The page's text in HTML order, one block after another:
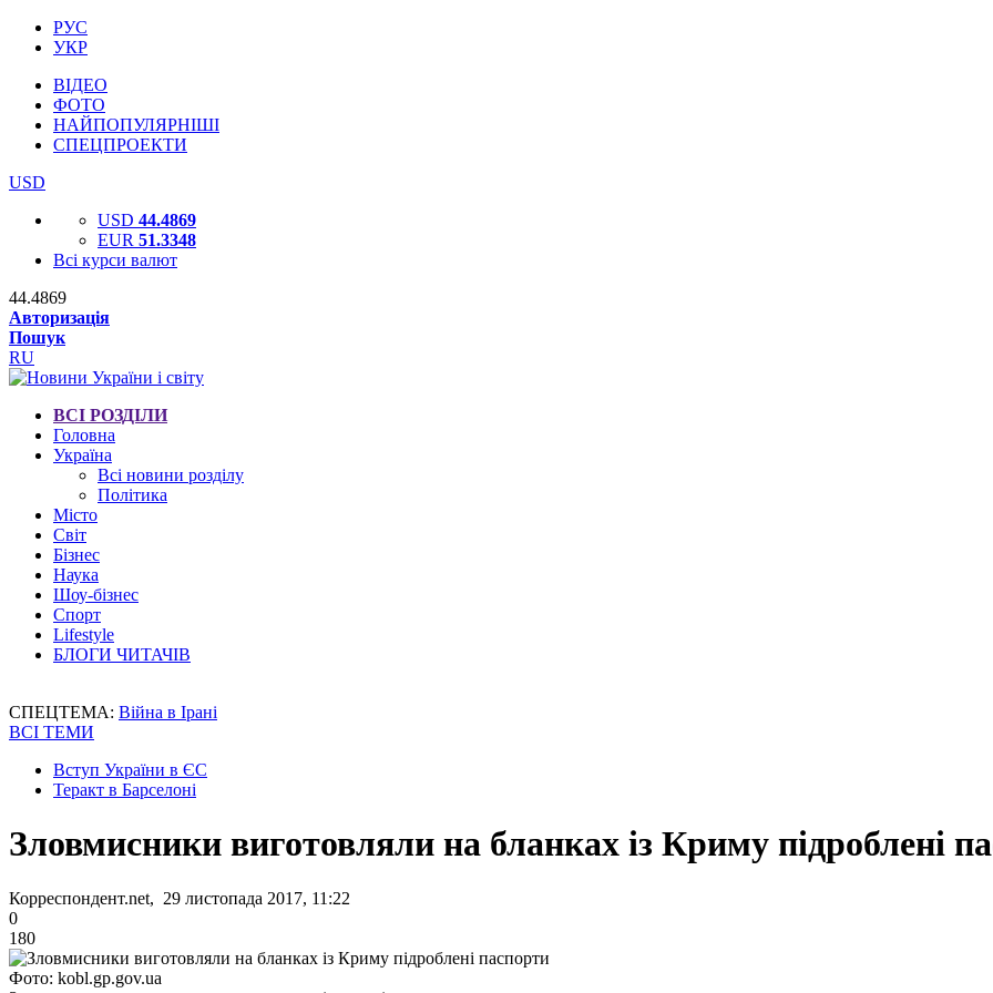
РУС
УКР
ВІДЕО
ФОТО
НАЙПОПУЛЯРНІШІ
СПЕЦПРОЕКТИ
USD
USD 44.4869
EUR 51.3348
Всі курси валют
44.4869
Авторизація
Пошук
RU
ВСІ РОЗДІЛИ
Головна
Україна
Всі новини розділу
Політика
Місто
Світ
Бізнес
Наука
Шоу-бізнес
Спорт
Lifestyle
БЛОГИ ЧИТАЧІВ
СПЕЦТЕМА: Війна в Ірані
ВСІ ТЕМИ
Вступ України в ЄС
Теракт в Барселоні
Зловмисники виготовляли на бланках із Криму підроблені
Корреспондент.net, 29 листопада 2017, 11:22
0
180
Фото: kobl.gp.gov.ua